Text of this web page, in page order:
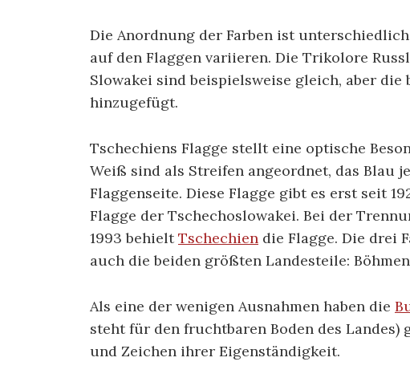
Die Anordnung der Farben ist
auf den Flaggen variieren. Die Trikolore
Slowakei sind beispielsweise gleich, aber die
hinzugefügt.
Tschechiens Flagge stellt eine optische
Weiß sind als Streifen angeordnet, das Blau
Flaggenseite. Diese Flagge gibt es erst seit
Flagge der Tschechoslowakei. Bei der
1993 behieltTschechien die Flagge. Die drei
auch die beiden größten Landesteile:
Als eine der wenigen Ausnahmen haben die
steht für den fruchtbaren Boden des Landes)
und Zeichen ihrer Eigenständigkeit.